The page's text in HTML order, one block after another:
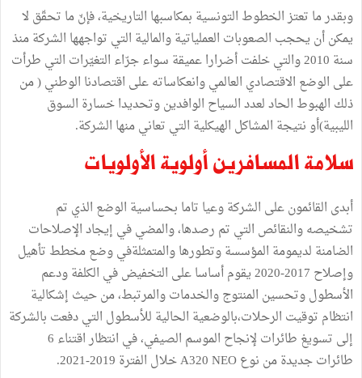
وبقدر ما تعتز الخطوط التونسية بمكاسبها التاريخية، فإنّ ما تحقّق لا
يمكن أن يحجب الصعوبات العملياتية والمالية التي تواجهها الشركة منذ
سنة 2010 والتي خلفت أضرارا عميقة سواء جرّاء التغيّرات التي طرأت
على الوضع الاقتصادي العالمي وانعكاساته على اقتصادنا الوطني ( من
ذلك الهبوط الحاد لعدد السياح الوافدين وتحديدا خسارة السوق
الليبية)أو نتيجة المشاكل الهيكلية التي تعاني منها الشركة.
سلامة المسافرين أولوية الأولويات
أبدى القائمون على الشركة وعيا تاما بحساسية الوضع الذي تم
تشخيصه والنقائص التي تم رصدها، والمضي في إيجاد الإصلاحات
الضامنة لديمومة المؤسسة وتطورها والمتمثلةفي وضع مخطط تأهيل
وإصلاح 2017-2020 يقوم أساسا على التخفيض في الكلفة ودعم
الأسطول وتحسين المنتوج والخدمات والمرتبط، من حيث إشكالية
انتظام توقيت الرحلات،بالوضعية الحالية للأسطول التي دفعت بالشركة
إلى تسويغ طائرات لإنجاح الموسم الصيفي، في انتظار اقتناء 6
طائرات جديدة من نوع A320 NEO خلال الفترة 2019-2021.